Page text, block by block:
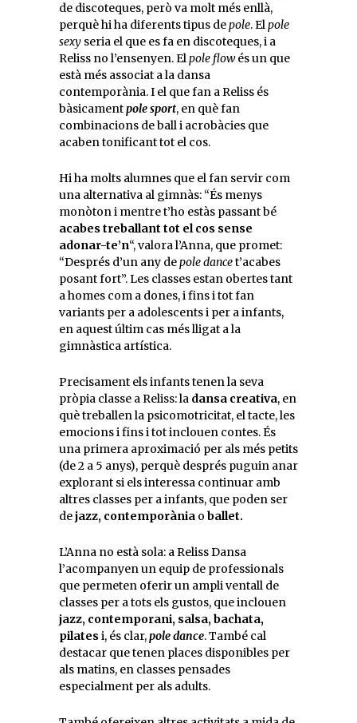
de discoteques, però va molt més enllà,
perquè hi ha diferents tipus depole. Elpole
sexy seria el que es fa en discoteques, i a
Reliss no l’ensenyen. Elpole flowés un que
està més associat a la dansa
contemporània. I el que fan a Reliss és
bàsicamentpole sport, en què fan
combinacions de ball i acrobàcies que
acaben tonificant tot el cos.
Hi ha molts alumnes que el fan servir com
una alternativa al gimnàs: “És menys
monòton i mentre t’ho estàs passant bé
acabes treballant tot el cos sense
adonar-te’n“, valora l’Anna, que promet:
“Després d’un any depole dancet’acabes
posant fort”. Les classes estan obertes tant
a homes com a dones, i fins i tot fan
variants per a adolescents i per a infants,
en aquest últim cas més lligat a la
gimnàstica artística.
Precisament els infants tenen la seva
pròpia classe a Reliss: la dansa creativa, en
què treballen la psicomotricitat, el tacte, les
emocions i fins i tot inclouen contes. És
una primera aproximació per als més petits
(de 2 a 5 anys), perquè després puguin anar
explorant si els interessa continuar amb
altres classes per a infants, que poden ser
dejazz, contemporània o ballet.
L’Anna no està sola: a Reliss Dansa
l’acompanyen un equip de professionals
que permeten oferir un ampli ventall de
classes per a tots els gustos, que inclouen
jazz, contemporani, salsa, bachata,
pilates i, és clar,pole dance. També cal
destacar que tenen places disponibles per
als matins, en classes pensades
especialment per als adults.